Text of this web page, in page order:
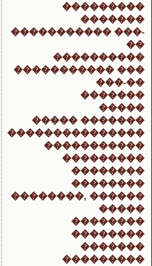
���������
�������
����������� ���-
��
����������
����������� ���
���-��
�������
�����
����� �������
���������������
�����������
���������
��������
��������
��������, ������
�����
��������
��������
�������
���������